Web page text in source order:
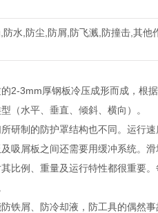
防水,防尘,防屑,防飞溅,防撞击,其他
2-3mm厚钢板冷压成形而成，根
（水平、垂直、倾斜、横向）。
研制的防护罩结构也不同。运行
吸屑板之间还需要用缓冲系统。
比例、重量及运行特性都很重要
铁屑、防冷却液，防工具的偶然事